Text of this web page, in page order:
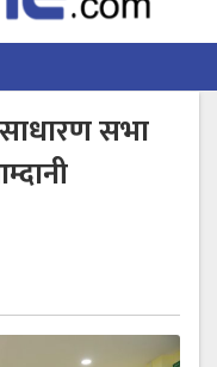
सभा